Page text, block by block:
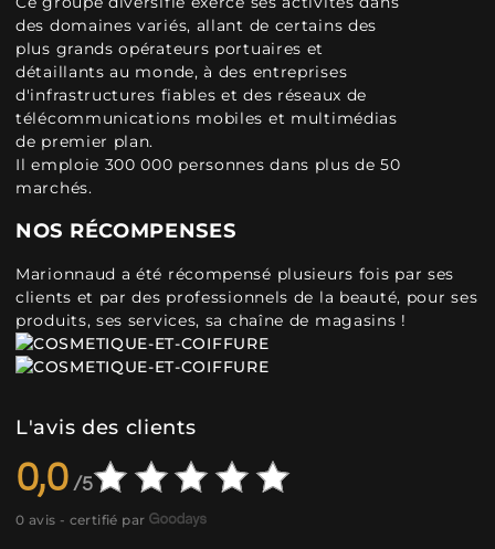
des domaines variés, allant de certains des
plus grands opérateurs portuaires et
détaillants au monde, à des entreprises
d'infrastructures fiables et des réseaux de
télécommunications mobiles et multimédias
de premier plan.
Il emploie 300 000 personnes dans plus de 50
marchés.
NOS RÉCOMPENSES
Marionnaud a été récompensé plusieurs fois par ses
clients et par des professionnels de la beauté, pour ses
produits, ses services, sa chaîne de magasins !
L'avis des clients
0,0
0 avis - certifié par